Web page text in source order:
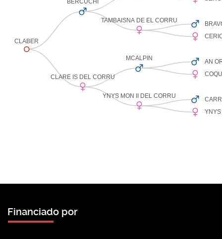
Financiado por